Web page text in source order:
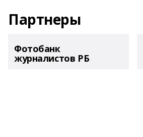
Партнеры
Фотобанк
журналистов РБ